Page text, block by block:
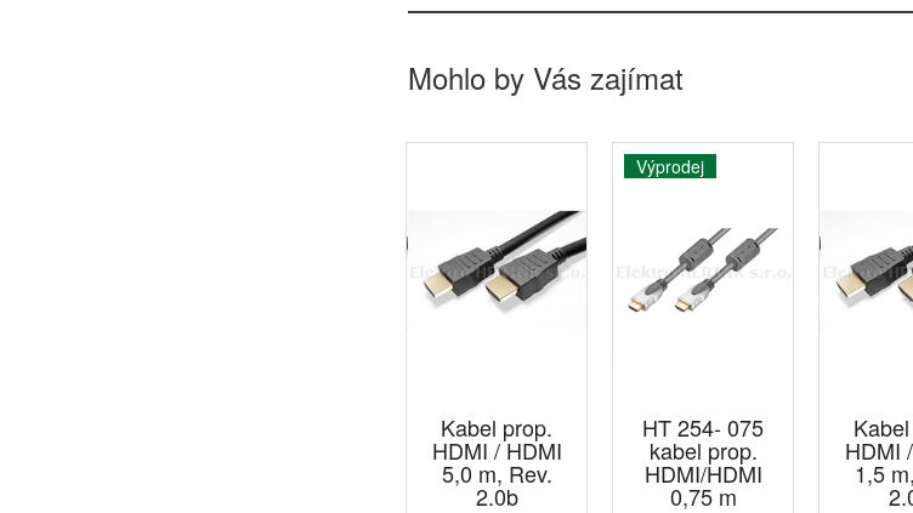
Mohlo by Vás zajímat
Kabel prop.
HDMI / HDMI
5,0 m, Rev.
2.0b
Výprodej
HT 254- 075
kabel prop.
HDMI/HDMI
0,75 m
HDMI
1,5